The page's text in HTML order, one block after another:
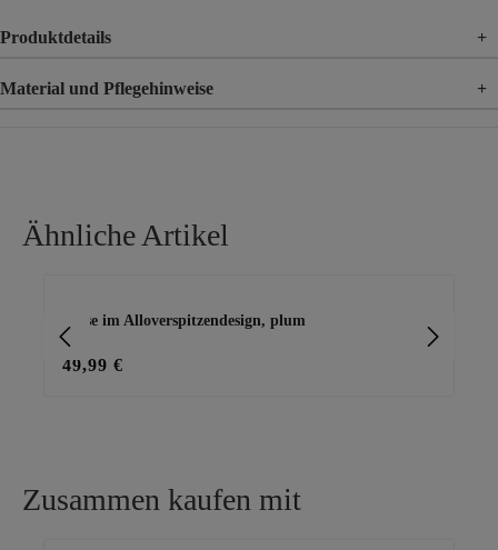
Produktdetails +
Material und Pflegehinweise +
Ähnliche Artikel
Bluse im Alloverspitzendesign, plum
49,99 €
Zusammen kaufen mit